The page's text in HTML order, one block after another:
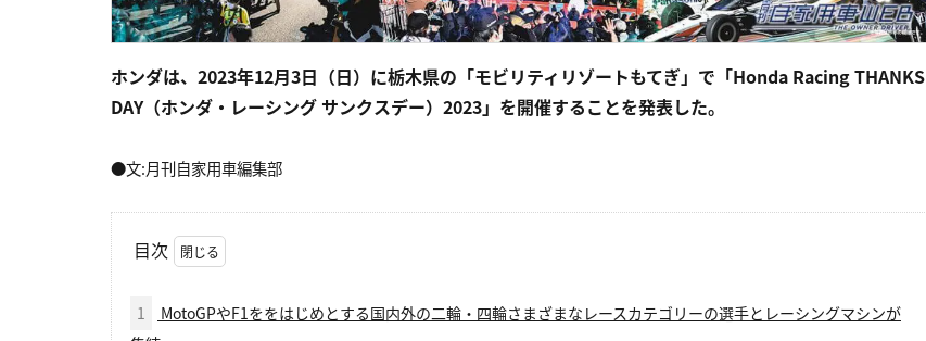
ホンダは、2023年12月3日（日）に栃木県の「モビリティリゾートもてぎ」で「Honda Racing THANKS
DAY（ホンダ・レーシング サンクスデー）2023」を開催することを発表した。
●文:月刊自家用車編集部
目次
1
MotoGPやF1ををはじめとする国内外の二輪・四輪さまざまなレースカテゴリーの選手とレーシングマシンが